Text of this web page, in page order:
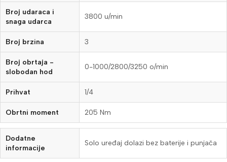
Broj udaraca i
snaga udarca
3800 u/min
Broj brzina 3
Broj obrtaja -
slobodan hod
0-1000/2800/3250 o/min
Prihvat 1/4
Obrtni moment 205 Nm
Dodatne
informacije
Solo uređaj dolazi bez baterije i punjača